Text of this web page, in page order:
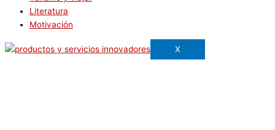
Literatura
Motivación
X